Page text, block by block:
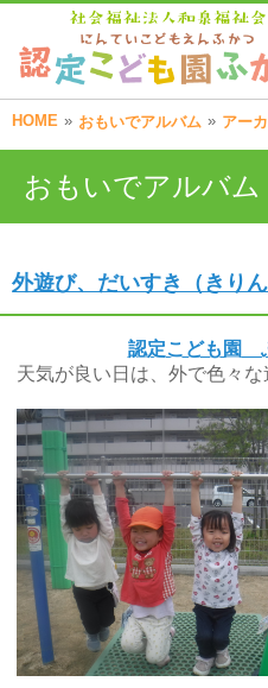
HOME » おもいでアルバム » アー
おもいでアルバム
外遊び、だいすき（きりん
認定こども園
天気が良い日は、外で色々な